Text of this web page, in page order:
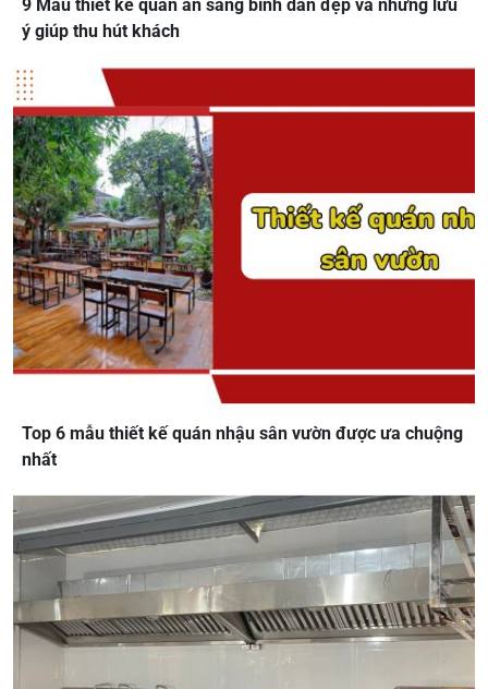
9 Mẫu thiết kế quán ăn sáng bình dân đẹp và những lưu
ý giúp thu hút khách
Top 6 mẫu thiết kế quán nhậu sân vườn được ưa chuộng
nhất